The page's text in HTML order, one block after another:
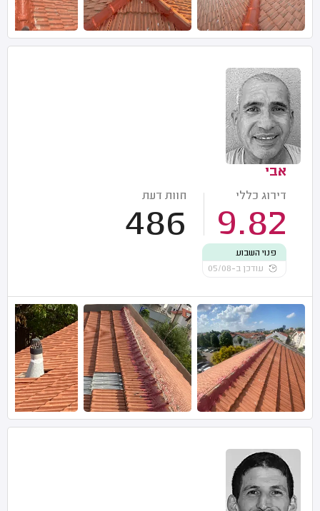
אבי
דירוג כללי
9.82
חוות דעת
486
פנוי השבוע
עודכן ב-05/08